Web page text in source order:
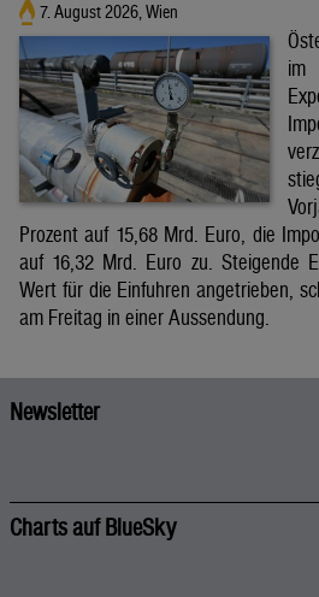
7. August 2026, Wien
im
Prozent auf 15,68 Mrd. Euro, die
auf 16,32 Mrd. Euro zu. Steigende
Wert für die Einfuhren angetrieben,
am Freitag in einer Aussendung.
Newsletter
Charts auf BlueSky